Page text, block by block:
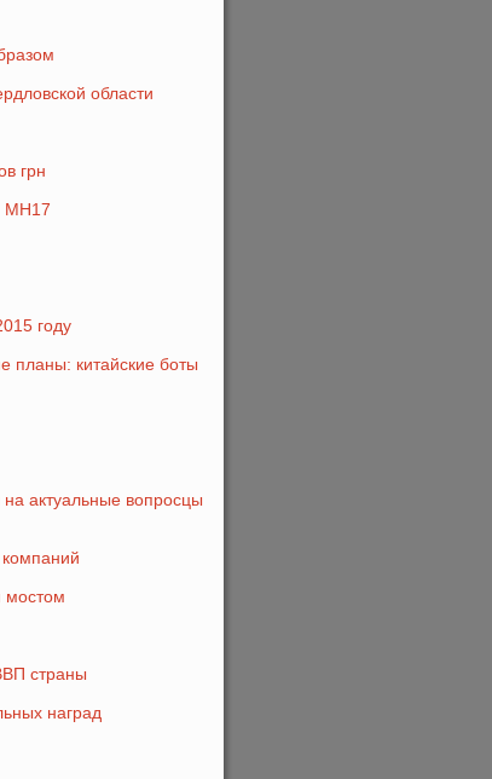
области
грн
MH17
году
планы: китайские боты
актуальные вопросцы
компаний
мостом
страны
наград